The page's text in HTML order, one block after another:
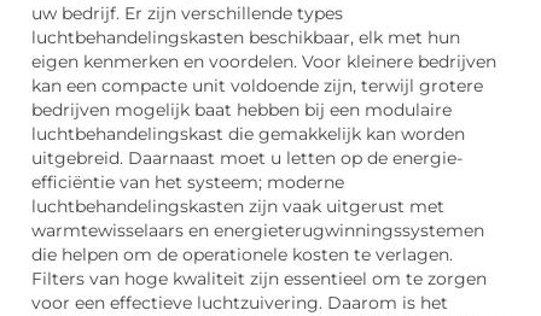
uw bedrijf. Er zijn verschillende types
luchtbehandelingskasten beschikbaar, elk met hun
eigen kenmerken en voordelen. Voor kleinere bedrijven
kan een compacte unit voldoende zijn, terwijl grotere
bedrijven mogelijk baat hebben bij een modulaire
luchtbehandelingskast die gemakkelijk kan worden
uitgebreid. Daarnaast moet u letten op de energie-
efficiëntie van het systeem; moderne
luchtbehandelingskasten zijn vaak uitgerust met
warmtewisselaars en energieterugwinningssystemen
die helpen om de operationele kosten te verlagen.
Filters van hoge kwaliteit zijn essentieel om te zorgen
voor een effectieve luchtzuivering. Daarom is het